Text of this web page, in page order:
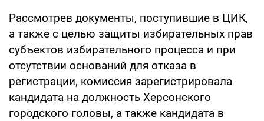
Рассмотрев документы, поступившие в ЦИК,
а также с целью защиты избирательных прав
субъектов избирательного процесса и при
отсутствии оснований для отказа в
регистрации, комиссия зарегистрировала
кандидата на должность Херсонского
городского головы, а также кандидата в